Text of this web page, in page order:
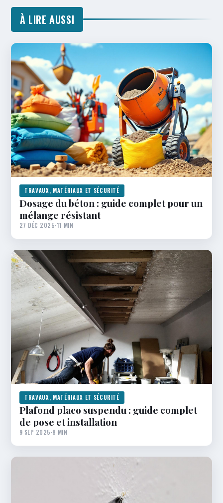
À LIRE AUSSI
TRAVAUX, MATÉRIAUX ET SÉCURITÉ
Dosage du béton : guide complet pour un
mélange résistant
27 DÉC 2025·11 MIN
TRAVAUX, MATÉRIAUX ET SÉCURITÉ
Plafond placo suspendu : guide complet
de pose et installation
9 SEP 2025·8 MIN